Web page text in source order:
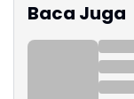
Baca Juga